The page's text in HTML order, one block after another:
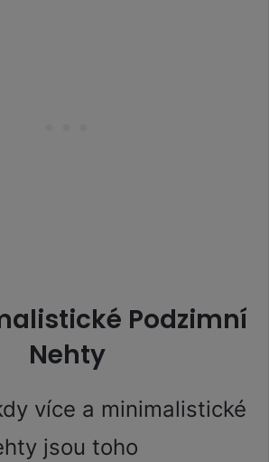
Podzimní
Nehty
více a minimalistické
jsou toho